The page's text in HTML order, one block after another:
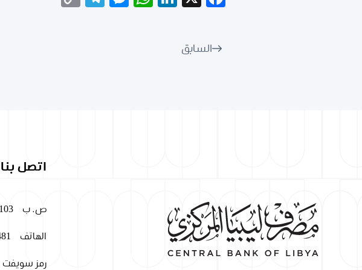
السابق
اتصل بنا
ص. ب 1103
الهاتف
رمز سويفت